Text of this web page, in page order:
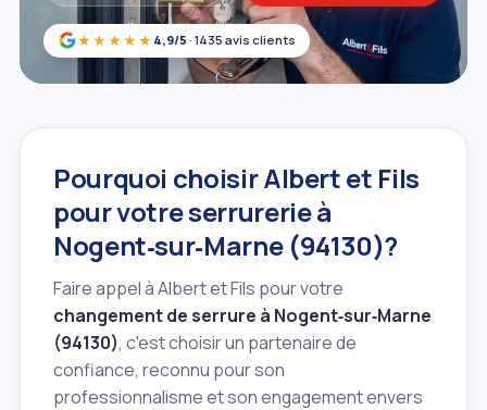
★★★★★ 4,9/5 · 1435 avis clients
Pourquoi choisir Albert et Fils
pour votre serrurerie à
Nogent‑sur‑Marne (94130)?
Faire appel à Albert et Fils pour votre
changement de serrure à Nogent‑sur‑Marne
(94130), c'est choisir un partenaire de
confiance, reconnu pour son
professionnalisme et son engagement envers